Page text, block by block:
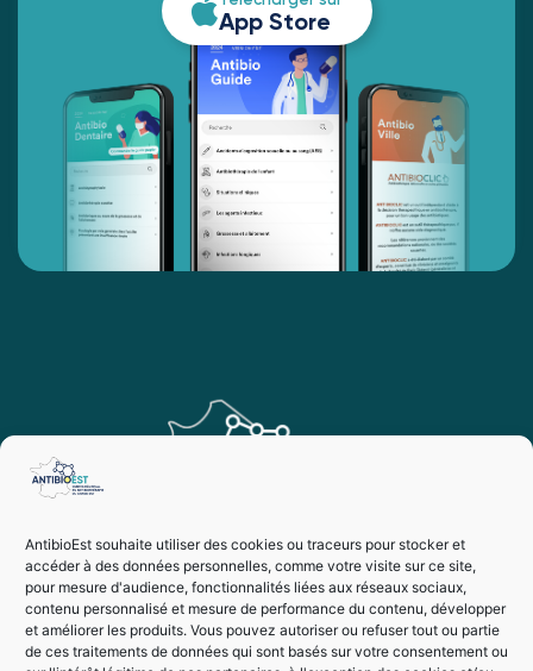
AntibioEst souhaite utiliser des cookies ou traceurs pour stocker et
accéder à des données personnelles, comme votre visite sur ce site,
pour mesure d'audience, fonctionnalités liées aux réseaux sociaux,
contenu personnalisé et mesure de performance du contenu, développer
et améliorer les produits. Vous pouvez autoriser ou refuser tout ou partie
de ces traitements de données qui sont basés sur votre consentement ou
App Store